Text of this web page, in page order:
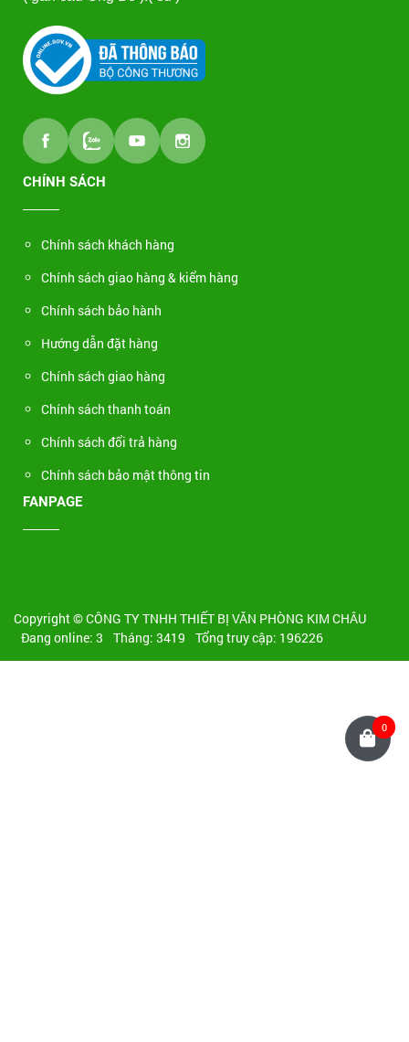
CHÍNH SÁCH
Chính sách khách hàng
Chính sách giao hàng & kiểm hàng
Chính sách bảo hành
Hướng dẫn đặt hàng
Chính sách giao hàng
Chính sách thanh toán
Chính sách đổi trả hàng
Chính sách bảo mật thông tin
FANPAGE
Copyright © CÔNG TY TNHH THIẾT BỊ VĂN PHÒNG KIM CHÂU
Đang online: 3
Tháng: 3419 Tổng truy cập: 196226
0